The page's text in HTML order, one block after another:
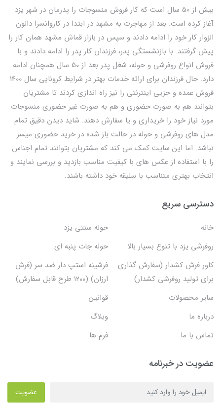
بیش از 50 سال است که کار فروش منسوجات را پدرمان در شهر یزد
آغاز کرده است. بعد از مهاجرت به مشهد در ابتدا در کاروانسرا دالون
الزوار کار خود را ادامه دادند و سپس در بازار قماش مشهد همان کار را
پیش گرفتند. با بازنشستگی پدر، فرزندان کار پدر را ادامه دادند و با
فروش انواع روفرشی و حوله، شغل پدر بعد از 50 سال همچنان ادامه
دارد. حال فرزندان برای ارائه خدمات بهتر در شرایط کرونایی سال 1400
فروش عمده و جزیی اینترنتی را نیز راه اندازی کردند تا مشتریان
بتوانند هم به صورت حضوری و هم به صورت غیر حضوری منسوجات
مورد نیاز خود را خریداری و یا سفارش دهند. شاید دیدن دقیق تمام
مدل های روفرشی و حوله در حالت باز شده در خرید حضوری میسر
نباشد. اما این سایت کمک می کند که مشتریان بتوانند تمام اجناس
را با استفاده از عکس های با کیفیت مناسب بازدید و بررسی نمایند و
انتخاب بهتری متناسب با سلیقه خود داشته باشند.
دسترسی سریع
خانه
حوله سنتی یزد
روفرشی یزد با تنوع بسیار بالا
حوله جات پنبه ای
کاور فرش کشدار (سفارش گذاری
برای تولید روفرشی کشدار)
فرشینه استپ دار ضد سر (فرش
ارزان) (۱۲۰۰ طرح قابل سفارش)
سایر محصولات
قوانین
درباره ما
وبلاگ
تماس با ما
فرم ها
عضویت در خبرنامه
عضویت